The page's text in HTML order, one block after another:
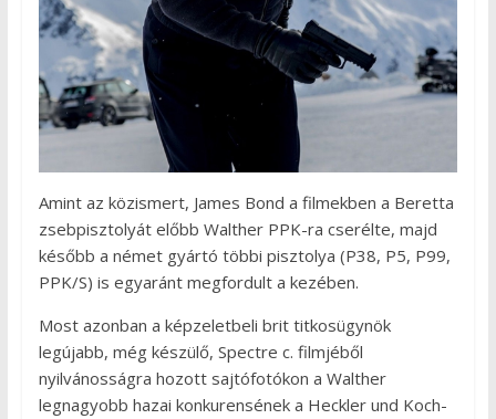
Amint az közismert, James Bond a filmekben a Beretta
zsebpisztolyát előbb Walther PPK-ra cserélte, majd
később a német gyártó többi pisztolya (P38, P5, P99,
PPK/S) is egyaránt megfordult a kezében.
Most azonban a képzeletbeli brit titkosügynök
legújabb, még készülő, Spectre c. filmjéből
nyilvánosságra hozott sajtófotókon a Walther
legnagyobb hazai konkurensének a Heckler und Koch-